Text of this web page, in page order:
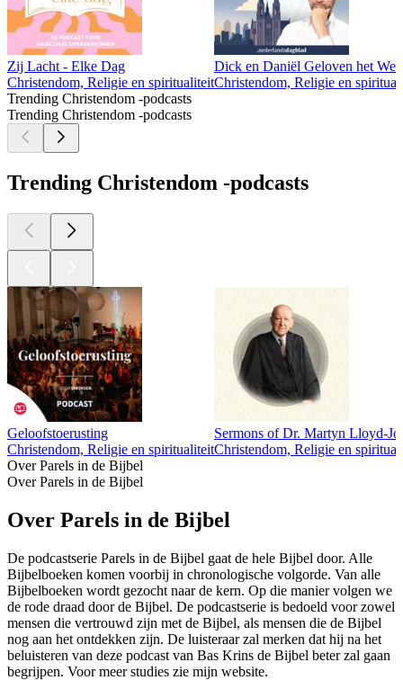
Zij Lacht - Elke Dag
Christendom, Religie en spiritualiteit
Dick en Daniël Geloven het Wel
Christendom, Religie en
Trending Christendom -podcasts
Trending Christendom -podcasts
Trending Christendom -podcasts
Geloofstoerusting
Christendom, Religie en spiritualiteit
Sermons of Dr. Martyn Lloyd-
Christendom, Religie en
Over Parels in de Bijbel
Over Parels in de Bijbel
Over Parels in de Bijbel
De podcastserie Parels in de Bijbel gaat de hele Bijbel door. Alle
Bijbelboeken komen voorbij in chronologische volgorde. Van alle
Bijbelboeken wordt gezocht naar de kern. Op die manier volgen we
de rode draad door de Bijbel. De podcastserie is bedoeld voor zowel
mensen die vertrouwd zijn met de Bijbel, als mensen die de Bijbel
nog aan het ontdekken zijn. De luisteraar zal merken dat hij na het
beluisteren van deze podcast van Bas Krins de Bijbel beter zal gaan
begrijpen. Voor meer studies zie mijn website.